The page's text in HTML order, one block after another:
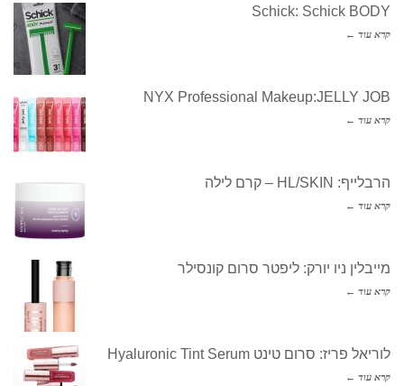
Schick: Schick BODY
קרא עוד ←
NYX Professional Makeup:JELLY JOB
קרא עוד ←
הרבלייף: HL/SKIN – קרם לילה
קרא עוד ←
מייבלין ניו יורק: ליפטר סרום קונסילר
קרא עוד ←
לוריאל פריז: סרום טינט Hyaluronic Tint Serum
קרא עוד ←